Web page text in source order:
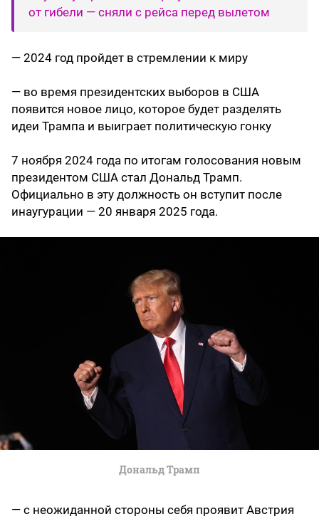
от гибели — сняли с рейса перед вылетом
— 2024 год пройдет в стремлении к миру
— во время президентских выборов в США
появится новое лицо, которое будет разделять
идеи Трампа и выиграет политическую гонку
7 ноября 2024 года по итогам голосования новым
президентом США стал Дональд Трамп.
Официально в эту должность он вступит после
инаугурации — 20 января 2025 года.
Дональд Трамп
— с неожиданной стороны себя проявит Австрия